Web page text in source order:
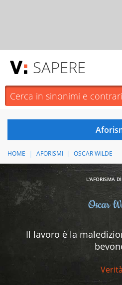
SAPERE
HOME AFORISMI OSCAR WILDE
L'AFORISMA
Oscar
Il lavoro è la
Verità